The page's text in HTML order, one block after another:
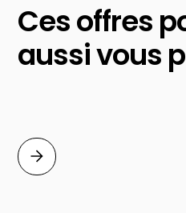
Ces offres
aussi vous